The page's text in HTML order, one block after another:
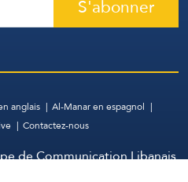
S'abonner
anglais
Al-Manar en espagnol
Contactez-nous
de Communication Libanais